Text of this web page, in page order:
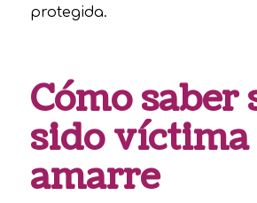
protegida.
Cómo saber
sido víctima
amarre